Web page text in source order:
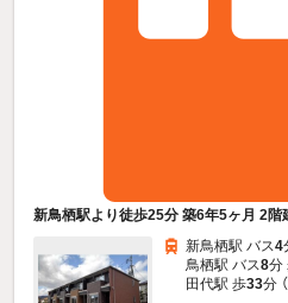
新鳥栖駅より徒歩25分 築6年5ヶ月 2階
新鳥栖駅 バス4
鳥栖駅 バス8分
田代駅 歩33分